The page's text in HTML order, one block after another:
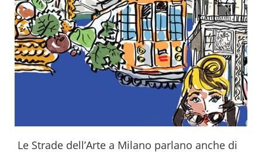
Le Strade dell’Arte a Milano parlano anche di